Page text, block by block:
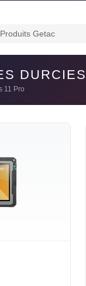
Getac
DURCIES
11 Pro